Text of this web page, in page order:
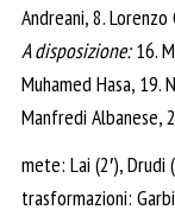
Andreani, 8. Lorenzo
A disposizione:16.
Muhamed Hasa, 19.
Manfredi Albanese,
mete: Lai (2′), Drudi
trasformazioni: